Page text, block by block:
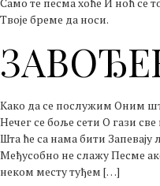
Твоје бреме да носи.
Како да се послужим Оним
Нечег се боље сети О гази
Шта ће са нама бити
Међусобно не слажу Песме
неком месту туђем […]